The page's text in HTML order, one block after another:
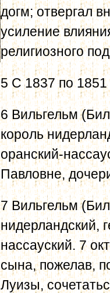
догм; отвергал
усиление
религиозного
5 С 1837 по 1851
6 Вильгельм
король
оранский-
Павловне,
7 Вильгельм
нидерландский,
нассауский. 7
сына, пожелав,
Луизы,